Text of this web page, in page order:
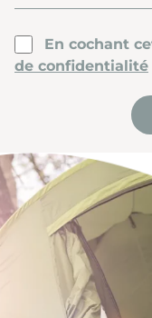
En cochant
de confidentialité